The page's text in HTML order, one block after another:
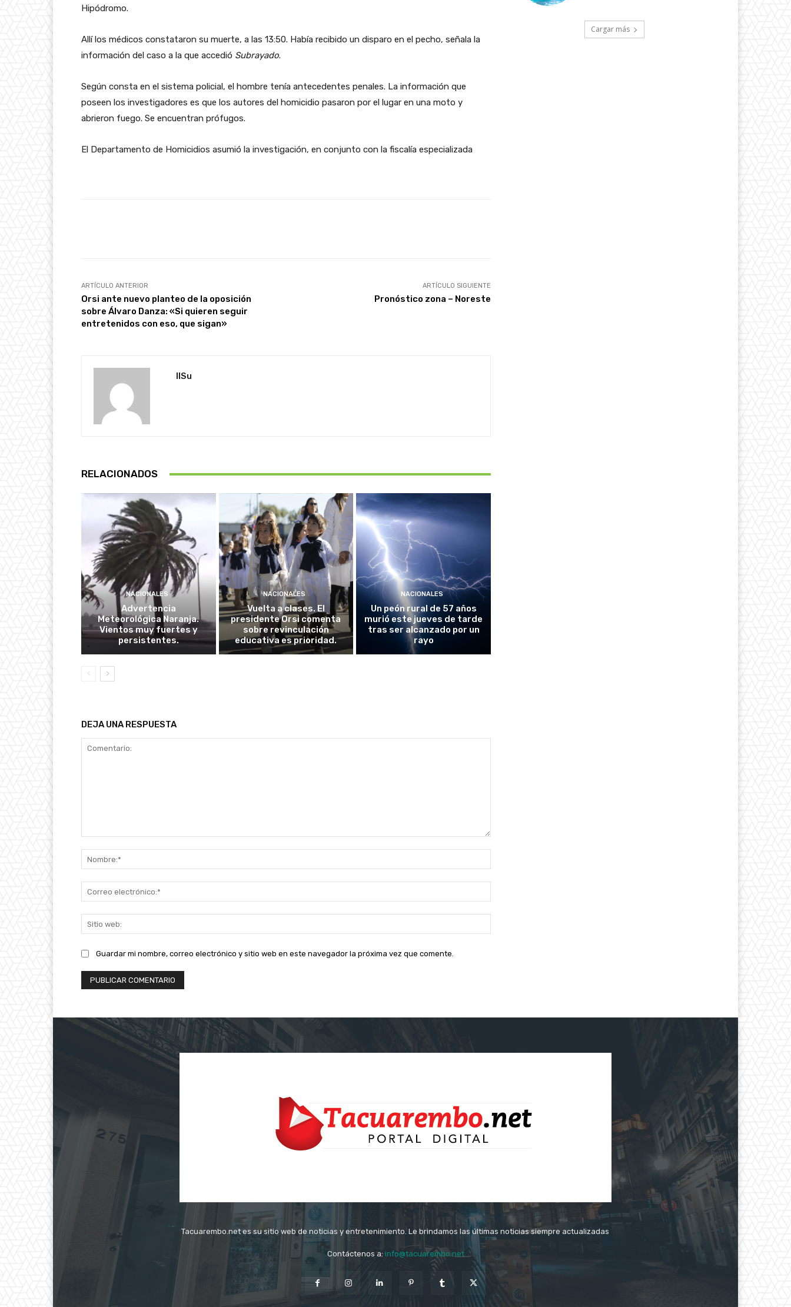
Hipódromo.
Allí los médicos constataron su muerte, a las 13:50. Había recibido un disparo en el pecho, señala la
información del caso a la que accedió Subrayado.
Según consta en el sistema policial, el hombre tenía antecedentes penales. La información que
poseen los investigadores es que los autores del homicidio pasaron por el lugar en una moto y
abrieron fuego. Se encuentran prófugos.
El Departamento de Homicidios asumió la investigación, en conjunto con la fiscalía especializada
ARTÍCULO ANTERIOR
Orsi ante nuevo planteo de la oposición
sobre Álvaro Danza: «Si quieren seguir
entretenidos con eso, que sigan»
ARTÍCULO SIGUIENTE
Pronóstico zona – Noreste
IlSu
RELACIONADOS
NACIONALES
Advertencia
Meteorológica Naranja.
Vientos muy fuertes y
persistentes.
NACIONALES
Vuelta a clases. El
presidente Orsi comenta
sobre revinculación
educativa es prioridad.
NACIONALES
Un peón rural de 57 años
murió este jueves de tarde
tras ser alcanzado por un
rayo
DEJA UNA RESPUESTA
electrónico:*
web:
Guardar mi nombre, correo electrónico y sitio web en este navegador la próxima vez que comente.
Cargar más
Tacuarembo.net es su sitio web de noticias y entretenimiento. Le brindamos las últimas noticias siempre actualizadas
Contáctenos a: info@tacuarembo.net